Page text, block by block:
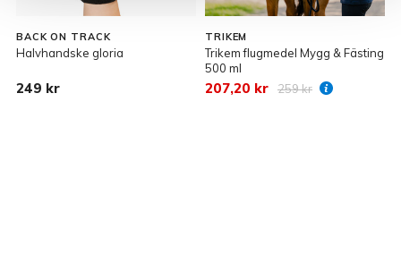
BACK ON TRACK
Halvhandske gloria
249 kr
TRIKEM
Trikem flugmedel Mygg & Fästing
500 ml
207,20 kr 259 kr